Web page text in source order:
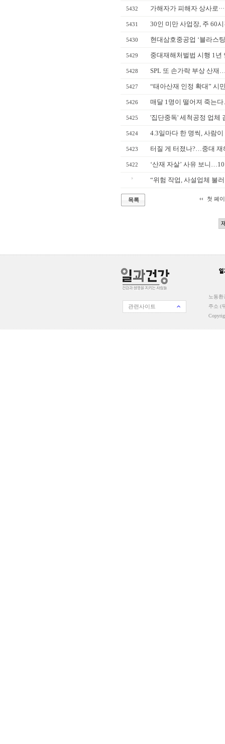
5432 가해자가 피해자 상사로
5431 30인 미만 사업장, 주 60
5430 현대삼호중공업 ‘블라스
5429 중대재해처벌법 시행 1년
5428 SPL 또 손가락 부상 산재
5427 “태아산재 인정 확대” 시
5426 매달 1명이 떨어져 죽는
5425 '집단중독' 세척공정 업체
5424 4.3일마다 한 명씩, 사람
5423 터질 게 터졌나?…중대 재
5422 ‘산재 자살’ 사유 보니
“위험 작업, 사설업체 불
목록 첫 페
관련사이트
노동환
주소 (